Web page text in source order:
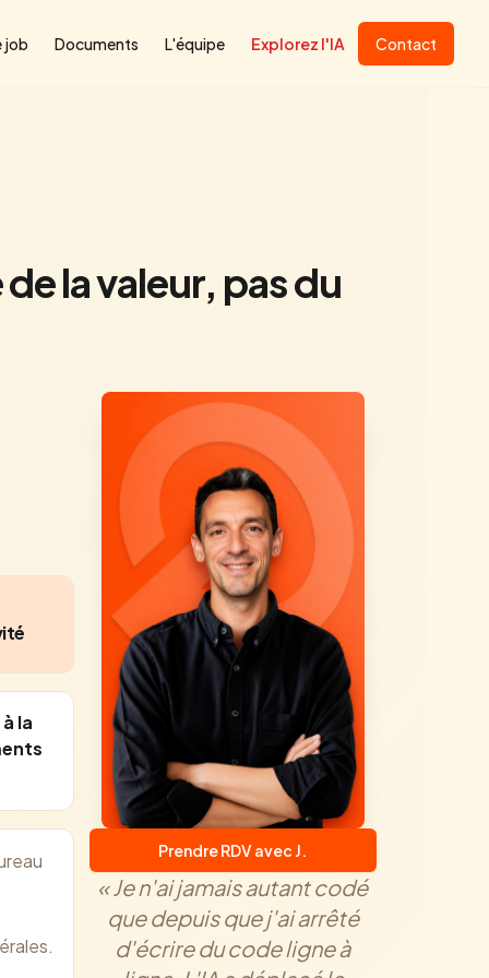
job Documents L'équipe Explorez l'IA Contact
la valeur, pas du
la
Prendre RDV avec J.
« Je n'ai jamais autant codé
que depuis que j'ai arrêté
d'écrire du code ligne à